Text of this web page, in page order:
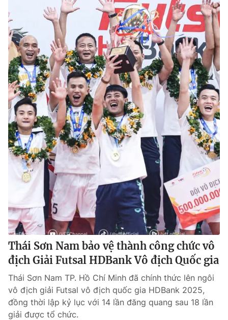
Thái Sơn Nam bảo vệ thành công chức vô
địch Giải Futsal HDBank Vô địch Quốc gia
Thái Sơn Nam TP. Hồ Chí Minh đã chính thức lên ngôi
vô địch giải Futsal vô địch quốc gia HDBank 2025,
đồng thời lập kỷ lục với 14 lần đăng quang sau 18 lần
giải được tổ chức.